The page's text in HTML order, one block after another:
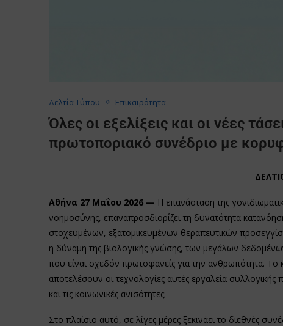
Δελτία Τύπου Επικαιρότητα
Όλες οι εξελίξεις και οι νέες
πρωτοποριακό συνέδριο με
Αθήνα 27 Μαΐου 2026 — Η επανάσταση της
νοημοσύνης, επαναπροσδιορίζει τη δυνατότητα
στοχευμένων, εξατομικευμένων θεραπευτικών
η δύναμη της βιολογικής γνώσης, των μεγάλων
που είναι σχεδόν πρωτοφανείς για την ανθρωπότητα. Το
αποτελέσουν οι τεχνολογίες αυτές εργαλεία
και τις κοινωνικές ανισότητες;
Στο πλαίσιο αυτό, σε λίγες μέρες ξεκινάει το διεθνές